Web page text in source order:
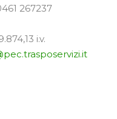
267237
i.v.